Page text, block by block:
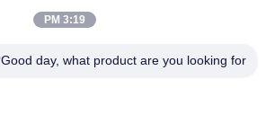
3:19 PM
Good day, what product are you looking for?